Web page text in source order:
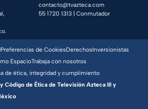
contacto@tvazteca.com
55 1720 1313 | Conmutador
Preferencias de CookiesDerechosInversionistas
EspacioTrabaja con nosotros
de ética, integridad y cumplimiento
Código de Ética de Televisión Azteca III y